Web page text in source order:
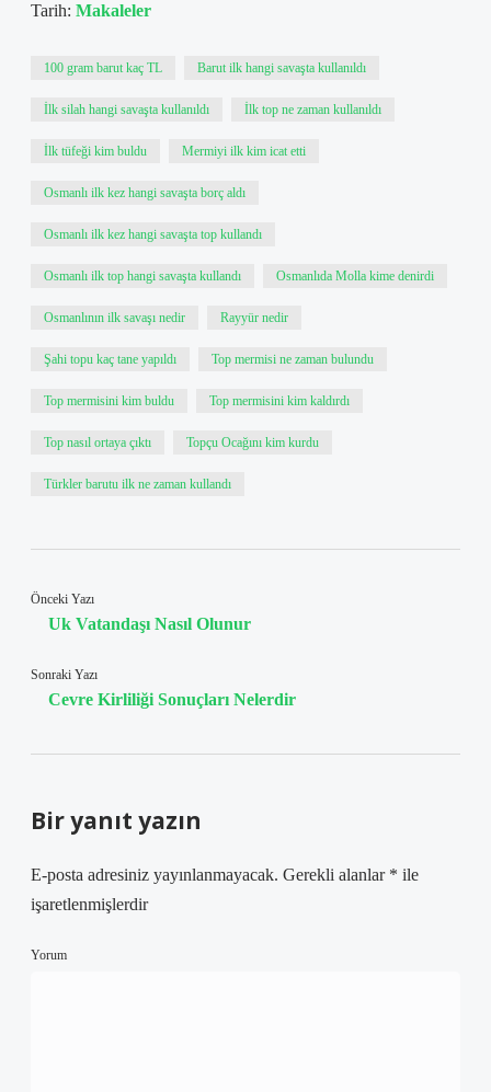
Tarih: Makaleler
100 gram barut kaç TL Barut ilk hangi savaşta kullanıldı
İlk silah hangi savaşta kullanıldı İlk top ne zaman kullanıldı
İlk tüfeği kim buldu Mermiyi ilk kim icat etti
Osmanlı ilk kez hangi savaşta borç aldı
Osmanlı ilk kez hangi savaşta top kullandı
Osmanlı ilk top hangi savaşta kullandı Osmanlıda Molla kime denirdi
Osmanlının ilk savaşı nedir Rayyür nedir
Şahi topu kaç tane yapıldı Top mermisi ne zaman bulundu
Top mermisini kim buldu Top mermisini kim kaldırdı
Top nasıl ortaya çıktı Topçu Ocağını kim kurdu
Türkler barutu ilk ne zaman kullandı
Önceki Yazı
Uk Vatandaşı Nasıl Olunur
Sonraki Yazı
Cevre Kirliliği Sonuçları Nelerdir
Bir yanıt yazın
E-posta adresiniz yayınlanmayacak. Gerekli alanlar * ile
işaretlenmişlerdir
Yorum